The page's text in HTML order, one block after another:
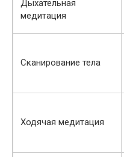
Дыхательная
медитация
Сканирование тела
Ходячая медитация